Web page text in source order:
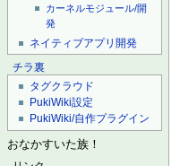
カーネルモジュール/開
発
ネイティブアプリ開発
チラ裏
タグクラウド
PukiWiki設定
PukiWiki/自作プラグイン
おなかすいた族！